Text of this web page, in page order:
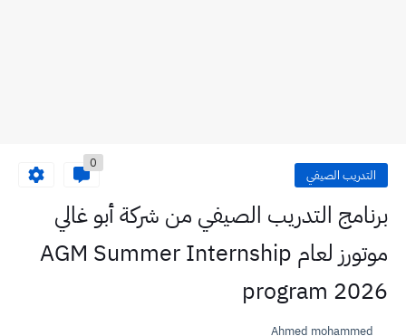
التدريب الصيفي
0
برنامج التدريب الصيفي من شركة أبو غالي
موتورز لعام AGM Summer Internship
program 2026
Ahmed mohammed